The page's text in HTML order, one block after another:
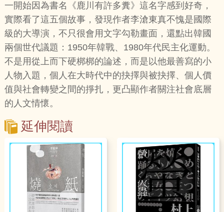
一開始因為書名《鹿川有許多糞》這名字感到好奇，
實際看了這五個故事，發現作者李滄東真不愧是國際
級的大導演，不只很會用文字勾勒畫面，還點出韓國
兩個世代議題：1950年韓戰、1980年代民主化運動。
不是用從上而下硬梆梆的論述，而是以他最善寫的小
人物入題，個人在大時代中的抉擇與被抉擇、個人價
值與社會轉變之間的掙扎，更凸顯作者關注社會底層
的人文情懷。
延伸閱讀